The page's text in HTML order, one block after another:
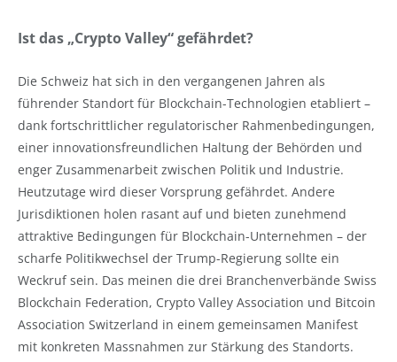
Ist das „Crypto Valley“ gefährdet?
Die Schweiz hat sich in den vergangenen Jahren als
führender Standort für Blockchain-Technologien etabliert –
dank fortschrittlicher regulatorischer Rahmenbedingungen,
einer innovationsfreundlichen Haltung der Behörden und
enger Zusammenarbeit zwischen Politik und Industrie.
Heutzutage wird dieser Vorsprung gefährdet. Andere
Jurisdiktionen holen rasant auf und bieten zunehmend
attraktive Bedingungen für Blockchain-Unternehmen – der
scharfe Politikwechsel der Trump-Regierung sollte ein
Weckruf sein. Das meinen die drei Branchenverbände Swiss
Blockchain Federation, Crypto Valley Association und Bitcoin
Association Switzerland in einem gemeinsamen Manifest
mit konkreten Massnahmen zur Stärkung des Standorts.